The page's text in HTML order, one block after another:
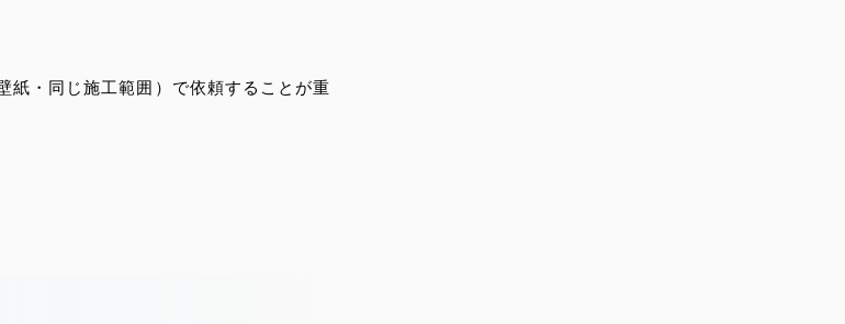
紙・同じ施工範囲）で依頼することが重